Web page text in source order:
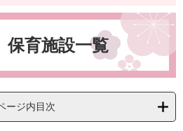
保育施設一覧
ージ内目次